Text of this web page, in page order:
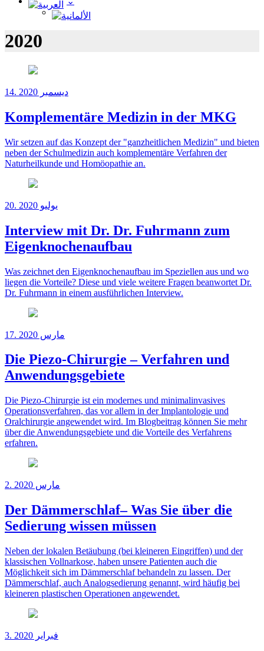
2020
14. ديسمبر 2020
Komplementäre Medizin in der MKG
Wir setzen auf das Konzept der "ganzheitlichen Medizin" und bieten
neben der Schulmedizin auch komplementäre Verfahren der
Naturheilkunde und Homöopathie an.
20. يوليو 2020
Interview mit Dr. Dr. Fuhrmann zum
Eigenknochenaufbau
Was zeichnet den Eigenknochenaufbau im Speziellen aus und wo
liegen die Vorteile? Diese und viele weitere Fragen beanwortet Dr.
Dr. Fuhrmann in einem ausführlichen Interview.
17. مارس 2020
Die Piezo-Chirurgie – Verfahren und
Anwendungsgebiete
Die Piezo-Chirurgie ist ein modernes und minimalinvasives
Operationsverfahren, das vor allem in der Implantologie und
Oralchirurgie angewendet wird. Im Blogbeitrag können Sie mehr
über die Anwendungsgebiete und die Vorteile des Verfahrens
erfahren.
2. مارس 2020
Der Dämmerschlaf– Was Sie über die
Sedierung wissen müssen
Neben der lokalen Betäubung (bei kleineren Eingriffen) und der
klassischen Vollnarkose, haben unsere Patienten auch die
Möglichkeit sich im Dämmerschlaf behandeln zu lassen. Der
Dämmerschlaf, auch Analogsedierung genannt, wird häufig bei
kleineren plastischen Operationen angewendet.
3. فبراير 2020